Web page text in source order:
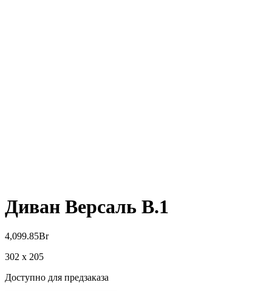
Диван Версаль В.1
4,099.85Br
302 x 205
Доступно для предзаказа